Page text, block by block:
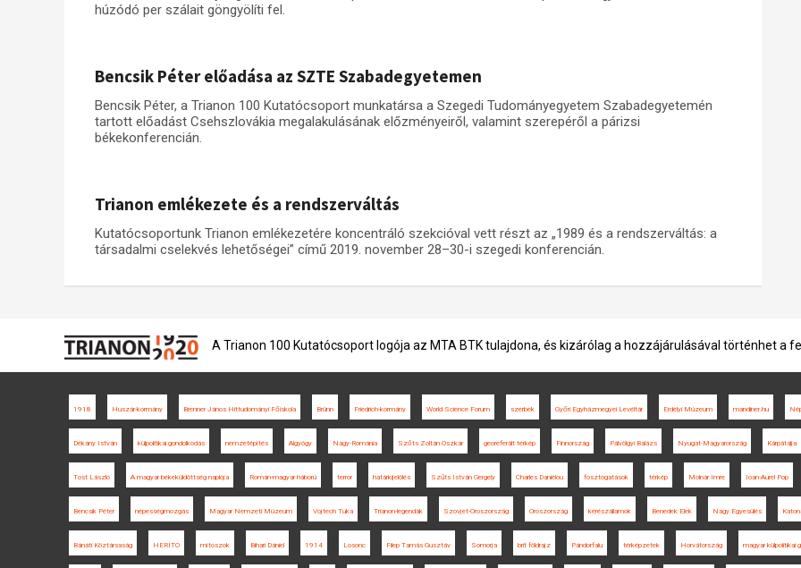
húzódó per szálait göngyölíti fel.
Bencsik Péter előadása az SZTE Szabadegyetemen
Bencsik Péter, a Trianon 100 Kutatócsoport munkatársa a Szegedi Tudományegyetem Szabadegyetemén
tartott előadást Csehszlovákia megalakulásának előzményeiről, valamint szerepéről a párizsi
békekonferencián.
Trianon emlékezete és a rendszerváltás
Kutatócsoportunk Trianon emlékezetére koncentráló szekcióval vett részt az „1989 és a rendszerváltás: a
társadalmi cselekvés lehetőségei” című 2019. november 28–30-i szegedi konferencián.
A Trianon 100 Kutatócsoport logója az MTA BTK tulajdona, és kizárólag a hozzájárulásával történhet a
1918 Huszár-kormány Brenner János Hittudományi Főiskola Brünn Friedrich-kormány World Science Forum szerbek Győri Egyházmegyei Levéltár Erdélyi Múzeum mandiner.hu
Dékány István külpolitikai gondolkodás nemzetépítés Algyógy Nagy-Románia Szőts Zoltán Oszkár georeferált térkép Finnország Pálvölgyi Balázs Nyugat-Magyarország Kárpátalja
Tost László A magyar békeküldöttség naplója Román-magyar háború terror határkijelölés Szűts István Gergely Charles Daniélou fosztogatások térkép Molnár Imre Ioan-Aurel Pop
Bencsik Péter népességmozgás Magyar Nemzeti Múzeum Vojtech Tuka Trianon-legendák Szovjet-Oroszország Oroszország kérészállamok Benedek Elek Nagy Egyesülés
Bánáti Köztársaság HERITO mítoszok Bihari Dániel 1914 Losonc Filep Tamás Gusztáv Somorja brit földrajz Pándorfalu térképzetek Horvátország magyar külpolitikai